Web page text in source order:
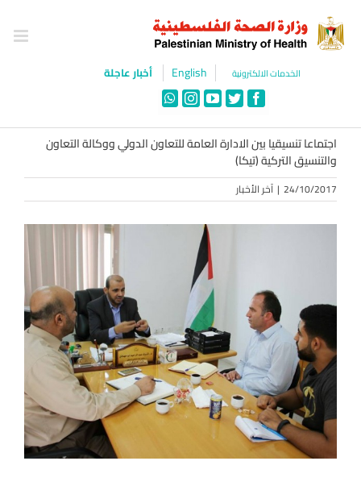
content
الخدمات الالكترونية English أخبار عاجلة
Facebook
Twitter
YouTube
Instagram
WhatsApp
اجتماعا تنسيقيا بين الادارة العامة للتعاون الدولي ووكالة التعاون
والتنسيق التركية (تيكا)
24/10/2017
| آخر الأخبار